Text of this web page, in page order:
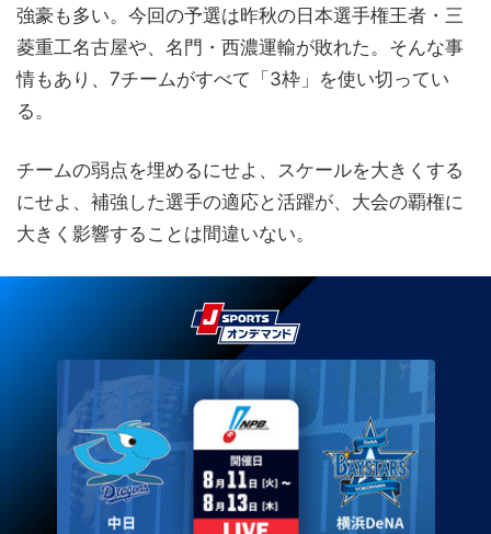
強豪も多い。今回の予選は昨秋の日本選手権王者・三
菱重工名古屋や、名門・西濃運輸が敗れた。そんな事
情もあり、7チームがすべて「3枠」を使い切ってい
る。
チームの弱点を埋めるにせよ、スケールを大きくする
にせよ、補強した選手の適応と活躍が、大会の覇権に
大きく影響することは間違いない。